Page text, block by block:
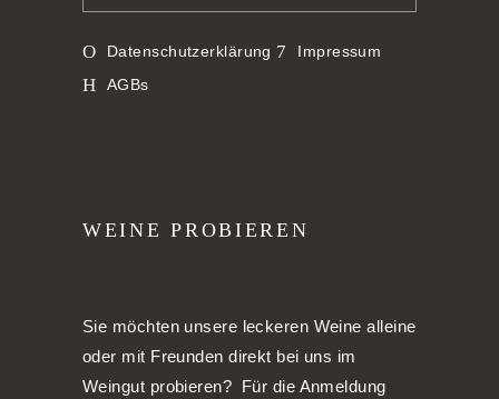
Datenschutzerklärung
Impressum
AGBs
WEINE PROBIEREN
Sie möchten unsere leckeren Weine alleine
oder mit Freunden direkt bei uns im
Weingut probieren? Für die Anmeldung